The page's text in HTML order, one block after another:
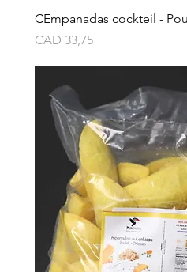
CEmpanadas cockteil -
Precio
CAD 33,75